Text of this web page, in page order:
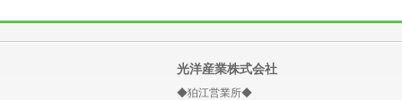
光洋産業株式会社
◆狛江営業所◆